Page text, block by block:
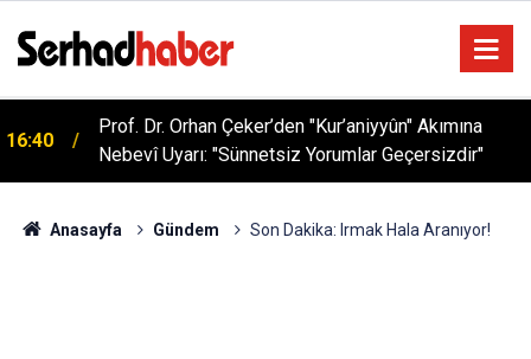
16:40
Prof. Dr. Orhan Çeker’den "Kur’aniyyûn" Akımına
Nebevî Uyarı: "Sünnetsiz Yorumlar Geçersizdir"
Anasayfa Gündem Son Dakika: Irmak Hala Aranıyor!